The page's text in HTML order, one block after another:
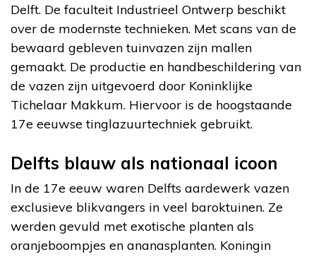
Delft. De faculteit Industrieel Ontwerp beschikt
over de modernste technieken. Met scans van de
bewaard gebleven tuinvazen zijn mallen
gemaakt. De productie en handbeschildering van
de vazen zijn uitgevoerd door Koninklijke
Tichelaar Makkum. Hiervoor is de hoogstaande
17e eeuwse tinglazuurtechniek gebruikt.
Delfts blauw als nationaal icoon
In de 17e eeuw waren Delfts aardewerk vazen
exclusieve blikvangers in veel baroktuinen. Ze
werden gevuld met exotische planten als
oranjeboompjes en ananasplanten. Koningin